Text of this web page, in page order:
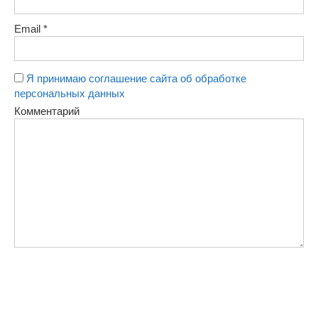
Email *
Я принимаю соглашение сайта об обработке
персональных данных
Комментарий